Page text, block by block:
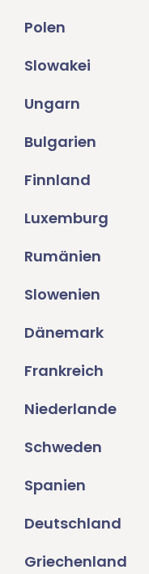
Polen
Slowakei
Ungarn
Bulgarien
Finnland
Luxemburg
Rumänien
Slowenien
Dänemark
Frankreich
Niederlande
Schweden
Spanien
Deutschland
Griechenland